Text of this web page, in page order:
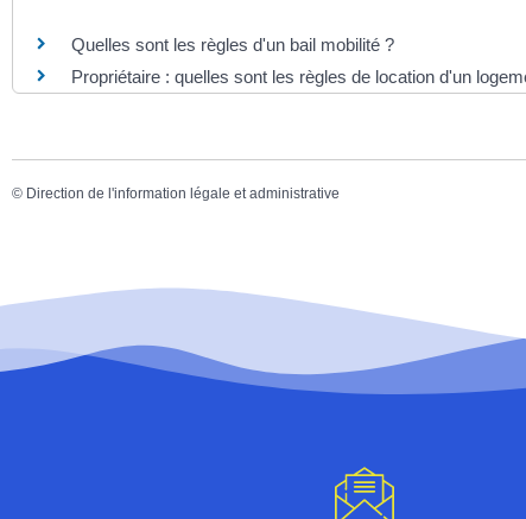
Quelles sont les règles d'un bail mobilité ?
Propriétaire : quelles sont les règles de location d'un
© Direction de l'information légale et administrative